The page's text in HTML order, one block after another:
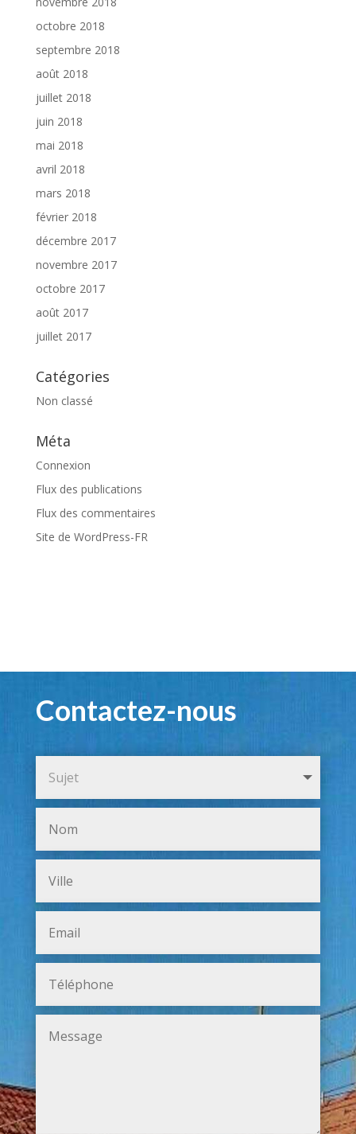
octobre 2018
septembre 2018
août 2018
juillet 2018
juin 2018
mai 2018
avril 2018
mars 2018
février 2018
décembre 2017
novembre 2017
octobre 2017
août 2017
juillet 2017
Catégories
Non classé
Méta
Connexion
Flux des publications
Flux des commentaires
Site de WordPress-FR
Contactez-nous